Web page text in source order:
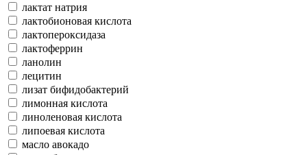
лактат натрия
лактобионовая кислота
лактопероксидаза
лактоферрин
ланолин
лецитин
лизат бифидобактерий
лимонная кислота
линоленовая кислота
липоевая кислота
масло авокадо